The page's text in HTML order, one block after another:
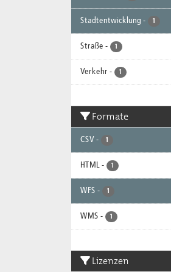
Stadtentwicklung - 1
Straße - 1
Verkehr - 1
Formate
CSV - 1
HTML - 1
WFS - 1
WMS - 1
Lizenzen